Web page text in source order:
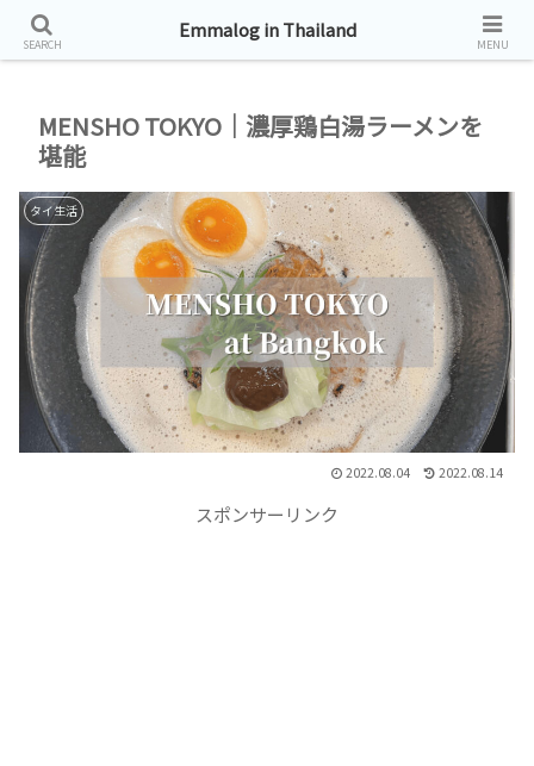
タイ帯同生活お届けしています。
MENSHO TOKYO｜濃厚鶏白湯ラーメンを
堪能
タイ生活
2022.08.04 2022.08.14
スポンサーリンク
SEARCH
Emmalog in Thailand
MENU